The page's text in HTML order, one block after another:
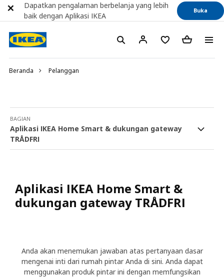
Beranda Pelanggan
BAGIAN
Aplikasi IKEA Home Smart & dukungan gateway
TRÅDFRI
Aplikasi IKEA Home Smart &
dukungan gateway TRÅDFRI
Anda akan menemukan jawaban atas pertanyaan dasar
mengenai inti dari rumah pintar Anda di sini. Anda dapat
menggunakan produk pintar ini dengan memfungsikan
Dapatkan pengalaman berbelanja yang lebih
baik dengan Aplikasi IKEA
Buka